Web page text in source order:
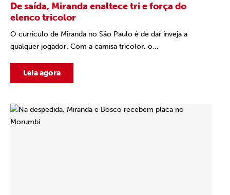
De saída, Miranda enaltece tri e força do
elenco tricolor
O currículo de Miranda no São Paulo é de dar inveja a
qualquer jogador. Com a camisa tricolor, o...
Leia agora